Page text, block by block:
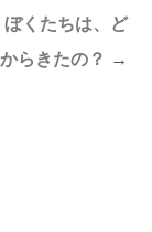
ぼくたちは、ど
らきたの？ →